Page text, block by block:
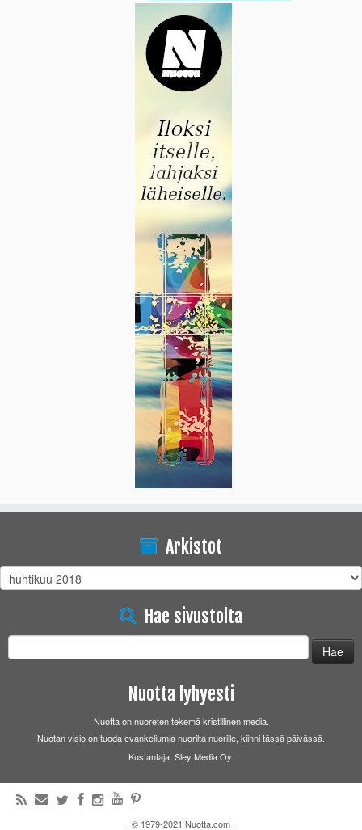
Arkistot
Arkistot
Hae sivustolta
Haku:
Nuotta lyhyesti
Nuotta on nuoreten tekemä kristillinen media.
Nuotan visio on tuoda evankeliumia nuorilta nuorille, kiinni tässä päivässä.
Kustantaja: Sley Media Oy.
· © 1979-2021 Nuotta.com ·